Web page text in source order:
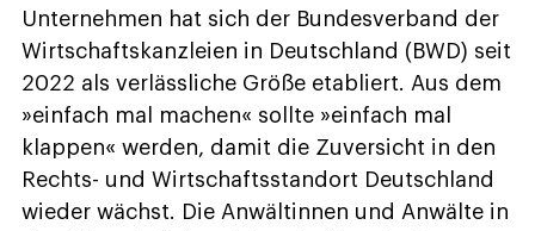
Unternehmen hat sich der Bundesverband der
Wirtschaftskanzleien in Deutschland (BWD) seit
2022 als verlässliche Größe etabliert. Aus dem
»einfach mal machen« sollte »einfach mal
klappen« werden, damit die Zuversicht in den
Rechts- und Wirtschaftsstandort Deutschland
wieder wächst. Die Anwältinnen und Anwälte in